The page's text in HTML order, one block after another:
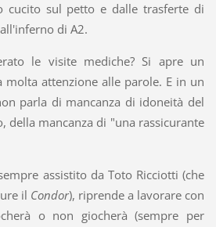
cucito sul petto e dalle trasferte di
di A2.
le visite mediche? Si apre un
molta attenzione alle parole. E in un
parla di mancanza di idoneità del
della mancanza di "una rassicurante
assistito da Toto Ricciotti (che
il Condor), riprende a lavorare con
o non giocherà (sempre per